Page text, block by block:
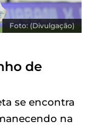
Foto: (Divulgação)
de
se encontra
na